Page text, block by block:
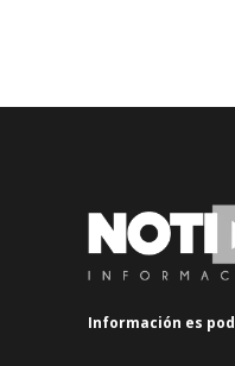
Información es